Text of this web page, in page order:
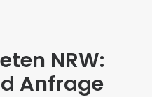
NRW:
Anfrage